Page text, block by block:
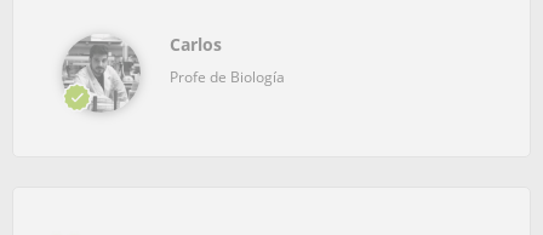
Carlos
Profe de Biología